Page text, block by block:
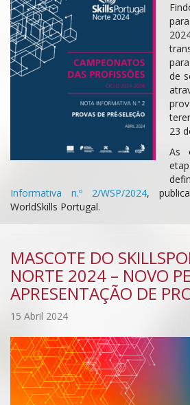
de
23
As
Informativa n.º 2/WSP/2024,
WorldSkills Portugal.
MASCOTE DO
NORTE 2024 – NOVO
APRESENTAÇÃO DE
15 Abril 2024